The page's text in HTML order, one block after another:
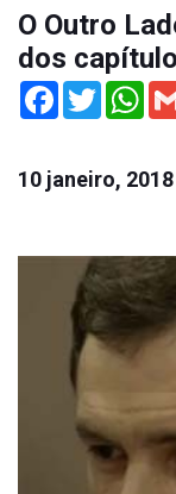
O Outro
dos
Facebook
Twitter
10 janeiro, 2018